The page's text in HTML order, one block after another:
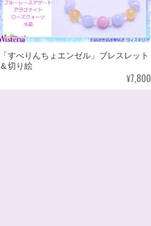
「すべりんちょエンゼル」ブレスレット
＆切り絵
¥7,800